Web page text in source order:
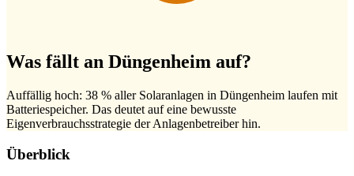
Was fällt an Düngenheim auf?
Auffällig hoch: 38 % aller Solaranlagen in Düngenheim laufen mit
Batteriespeicher. Das deutet auf eine bewusste
Eigenverbrauchsstrategie der Anlagenbetreiber hin.
Überblick